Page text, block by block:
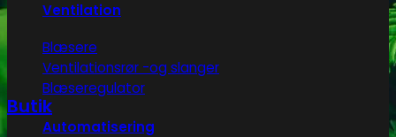
Ventilation
Blæsere
Ventilationsrør -og slanger
Blæseregulator
Automatisering
Butik